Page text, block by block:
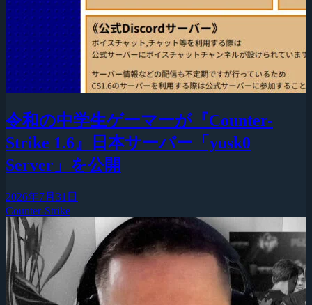
令和の中学生ゲーマーが『Counter-
Strike 1.6』日本サーバー「yusk0
Server」を公開
2026年7月31日
Counter-Strike